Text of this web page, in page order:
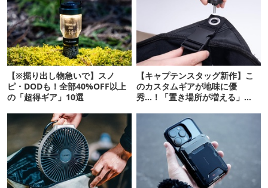
【※掘り出し物急いで】スノ
ピ・DODも！全部40%OFF以上
の「超得ギア」10選
【キャプテンスタッグ新作】こ
のカスタムギアが地味に優
秀…！「置き場所が増える」